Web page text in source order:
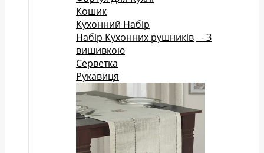
Кошик
Кухонний Набір
Набір Кухонних рушників - З
вишивкою
Серветка
Рукавиця